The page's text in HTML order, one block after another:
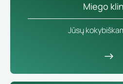
Miego
Jūsų